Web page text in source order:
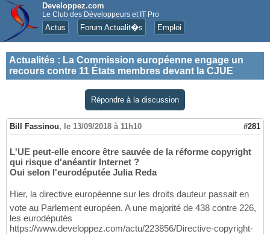
Developpez.com
Le Club des Développeurs et IT Pro
Actus Forum Actualit�s Emploi
Actualités : La Commission européenne engage un
recours contre 11 États membres devant la CJUE
Répondre à la discussion
Bill Fassinou, le 13/09/2018 à 11h10 #281
L'UE peut-elle encore être sauvée de la réforme copyright
qui risque d'anéantir Internet ?
Oui selon l'eurodéputée Julia Reda
Hier, la directive européenne sur les droits dauteur passait en
vote au Parlement européen. A une majorité de 438 contre 226,
les eurodéputés
https://www.developpez.com/actu/223856/Directive-copyright-